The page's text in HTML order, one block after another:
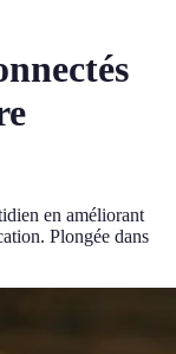
en améliorant
Plongée dans